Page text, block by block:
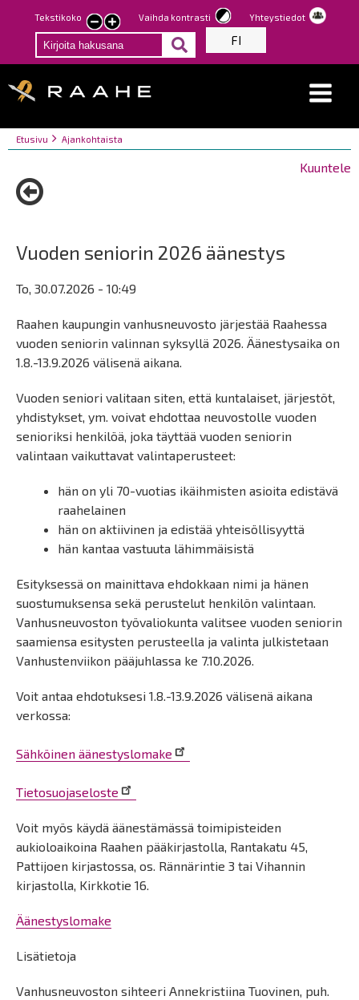
Hyppää
pääsisältöön
Tekstikoko
Pienennä
tekstin
kokoa
Suurenna
tekstin
kokoa
Vaihda kontrasti Yhteystiedot
FI
Breadcrumbs
You
here:
Etusivu Ajankohtaista
Kuuntele
Vuoden seniorin 2026 äänestys
To, 30.07.2026 - 10:49
Raahen kaupungin vanhusneuvosto järjestää Raahessa
vuoden seniorin valinnan syksyllä 2026. Äänestysaika on
1.8.-13.9.2026 välisenä aikana.
Vuoden seniori valitaan siten, että kuntalaiset, järjestöt,
yhdistykset, ym. voivat ehdottaa neuvostolle vuoden
senioriksi henkilöä, joka täyttää vuoden seniorin
valintaan vaikuttavat valintaperusteet:
hän on yli 70-vuotias ikäihmisten asioita edistävä
raahelainen
hän on aktiivinen ja edistää yhteisöllisyyttä
hän kantaa vastuuta lähimmäisistä
Esityksessä on mainittava ehdokkaan nimi ja hänen
suostumuksensa sekä perustelut henkilön valintaan.
Vanhusneuvoston työvaliokunta valitsee vuoden seniorin
saamiensa esitysten perusteella ja valinta julkistetaan
Vanhustenviikon pääjuhlassa ke 7.10.2026.
Voit antaa ehdotuksesi 1.8.-13.9.2026 välisenä aikana
verkossa:
Sähköinen äänestyslomake
Tietosuojaseloste
Voit myös käydä äänestämässä toimipisteiden
aukioloaikoina Raahen pääkirjastolla, Rantakatu 45,
Pattijoen kirjastossa, os. Rännärintie 3 tai Vihannin
kirjastolla, Kirkkotie 16.
Äänestyslomake
Lisätietoja
Vanhusneuvoston sihteeri Annekristiina Tuovinen, puh.